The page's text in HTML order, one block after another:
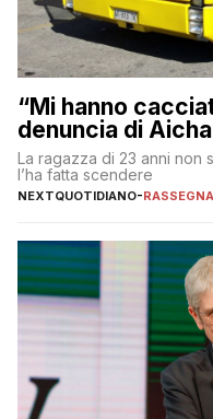
“Mi hanno
denuncia di
La ragazza di 23 anni non
l’ha fatta scendere
NEXTQUOTIDIANO-